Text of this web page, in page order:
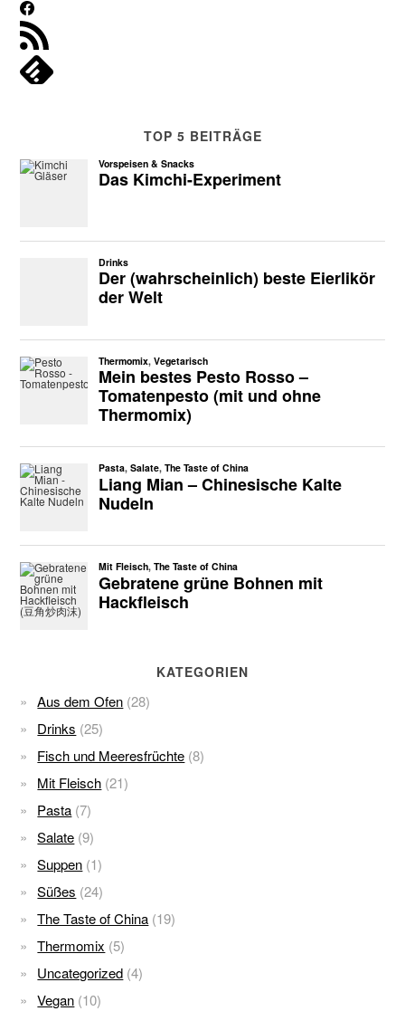
TOP 5 BEITRÄGE
KATEGORIEN
Aus dem Ofen (28)
Drinks (25)
Fisch und Meeresfrüchte (8)
Mit Fleisch (21)
Pasta (7)
Salate (9)
Suppen (1)
Süßes (24)
The Taste of China (19)
Thermomix (5)
Uncategorized (4)
Vegan (10)